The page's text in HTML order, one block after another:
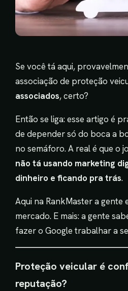
Se você tá aqui,
associação de proteção
associados, certo?
Então se liga: esse artigo é
de depender só do boca a
no semáforo. A real é que o
não tá usando marketing
dinheiro e ficando pra trás.
Aqui na RankMaster a gente
mercado. E mais: a gente
fazer o Google trabalhar a
Proteção veicular é
reputação?